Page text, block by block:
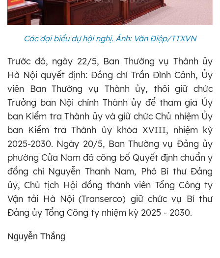
Các đại biểu dự hội nghị. Ảnh: Văn Điệp/TTXVN
Trước đó, ngày 22/5, Ban Thường vụ Thành ủy
Hà Nội quyết định: Đồng chí Trần Đình Cảnh, Ủy
viên Ban Thường vụ Thành ủy, thôi giữ chức
Trưởng ban Nội chính Thành ủy để tham gia Ủy
ban Kiểm tra Thành ủy và giữ chức Chủ nhiệm Ủy
ban Kiểm tra Thành ủy khóa XVIII, nhiệm kỳ
2025-2030. Ngày 20/5, Ban Thường vụ Đảng ủy
phường Cửa Nam đã công bố Quyết định chuẩn y
đồng chí Nguyễn Thanh Nam, Phó Bí thư Đảng
ủy, Chủ tịch Hội đồng thành viên Tổng Công ty
Vận tải Hà Nội (Transerco) giữ chức vụ Bí thư
Đảng ủy Tổng Công ty nhiệm kỳ 2025 - 2030.
Nguyễn Thắng